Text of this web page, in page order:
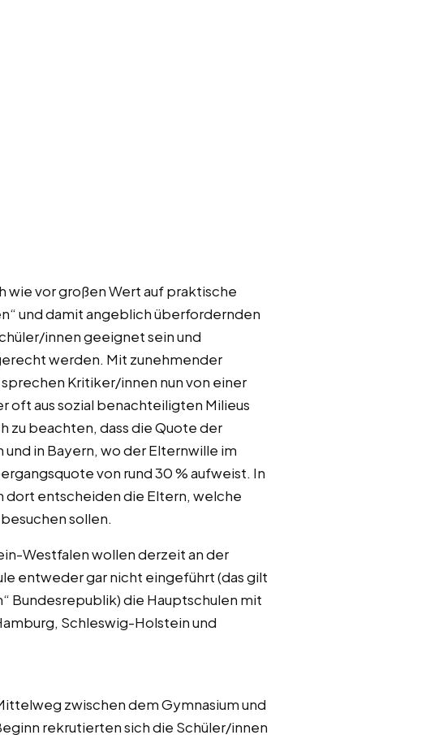
wie vor großen Wert auf praktische
und damit angeblich überfordernden
innen geeignet sein und
werden. Mit zunehmender
Kritiker/innen nun von einer
oft aus sozial benachteiligten Milieus
zu beachten, dass die Quote der
in Bayern, wo der Elternwille im
von rund 30 % aufweist. In
entscheiden die Eltern, welche
sollen.
Westfalen wollen derzeit an der
entweder gar nicht eingeführt (das gilt
Bundesrepublik) die Hauptschulen mit
Schleswig-Holstein und
zwischen dem Gymnasium und
rekrutierten sich die Schüler/innen